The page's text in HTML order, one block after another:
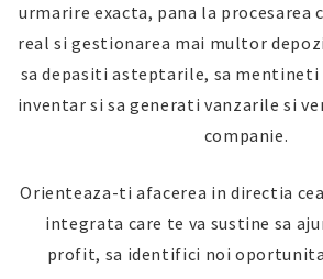
urmarire exacta, pana la
real si gestionarea mai multor
sa depasiti asteptarile, sa
inventar si sa generati vanzarile si
companie.
Orienteaza-ti afacerea in directia
integrata care te va sustine sa
profit, sa identifici noi